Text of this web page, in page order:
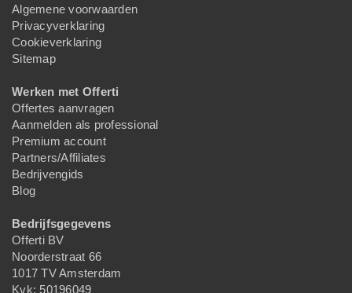
Algemene voorwaarden
Privacyverklaring
Cookieverklaring
Sitemap
Werken met Offerti
Offertes aanvragen
Aanmelden als professional
Premium account
Partners/Affiliates
Bedrijvengids
Blog
Bedrijfsgegevens
Offerti BV
Noorderstraat 66
1017 TV Amsterdam
Kvk: 50196049